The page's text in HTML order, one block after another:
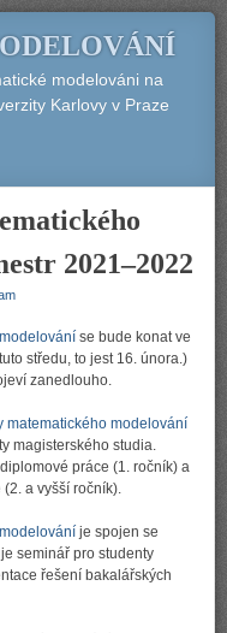
modelováni na
Karlovy v Praze
2021–2022
se bude konat ve
středu, to jest 16. února.)
zanedlouho.
matematického modelování
magisterského studia.
práce (1. ročník) a
a vyšší ročník).
je spojen se
je seminář pro studenty
řešení bakalářských